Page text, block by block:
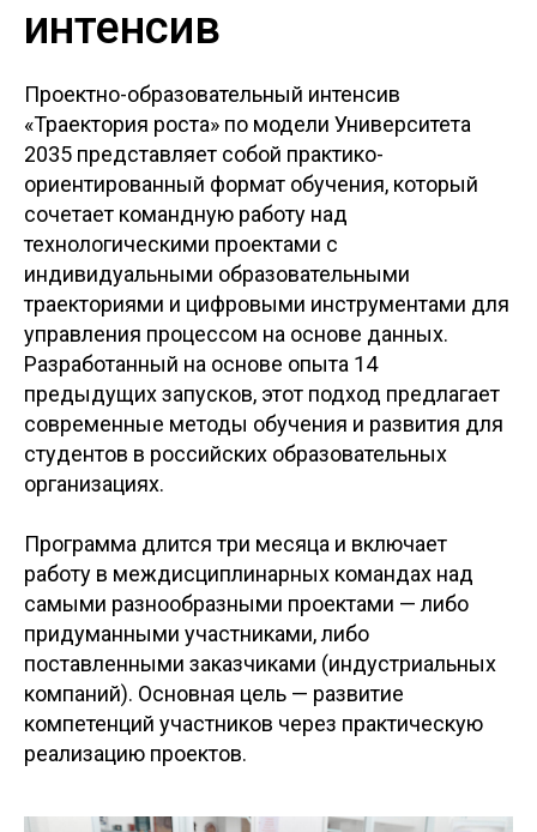
интенсив
Проектно-образовательный интенсив
«Траектория роста» по модели Университета
2035 представляет собой практико-
ориентированный формат обучения, который
сочетает командную работу над
технологическими проектами с
индивидуальными образовательными
траекториями и цифровыми инструментами для
управления процессом на основе данных.
Разработанный на основе опыта 14
предыдущих запусков, этот подход предлагает
современные методы обучения и развития для
студентов в российских образовательных
организациях.
Программа длится три месяца и включает
работу в междисциплинарных командах над
самыми разнообразными проектами — либо
придуманными участниками, либо
поставленными заказчиками (индустриальных
компаний). Основная цель — развитие
компетенций участников через практическую
реализацию проектов.